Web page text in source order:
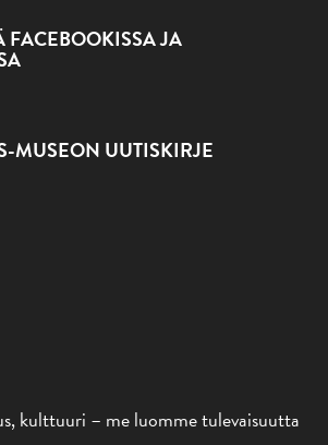
FACEBOOKISSA JA
MUSEON UUTISKIRJE
kulttuuri – me luomme tulevaisuutta